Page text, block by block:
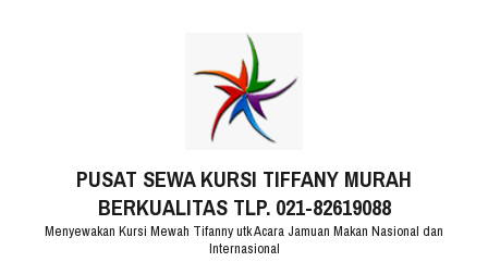
PUSAT SEWA KURSI TIFFANY MURAH
BERKUALITAS TLP. 021-82619088
Menyewakan Kursi Mewah Tifanny utk Acara Jamuan Makan Nasional dan
Internasional